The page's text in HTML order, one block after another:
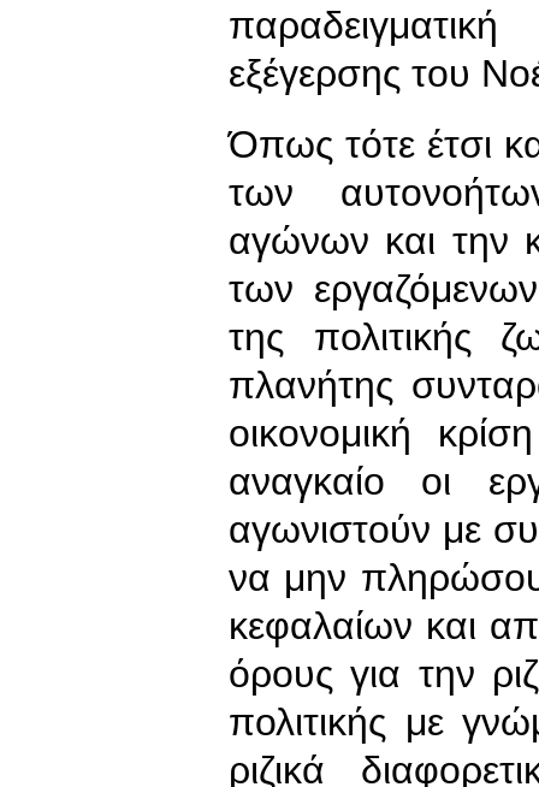
εξέγερσης του
Όπως τότε έτσι
των
αγώνων και την
των
της πολιτικής
πλανήτης
οικονομική
αναγκαίο οι
αγωνιστούν με
να μην
κεφαλαίων και
όρους για την
πολιτικής με
ριζικά